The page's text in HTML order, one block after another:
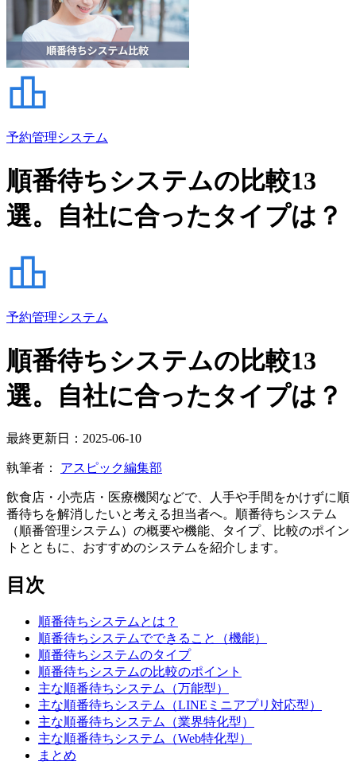
予約管理システム
順番待ちシステムの比較13
選。自社に合ったタイプは？
予約管理システム
順番待ちシステムの比較13
選。自社に合ったタイプは？
最終更新日：2025-06-10
執筆者： アスピック編集部
飲食店・小売店・医療機関などで、人手や手間をかけずに順
番待ちを解消したいと考える担当者へ。順番待ちシステム
（順番管理システム）の概要や機能、タイプ、比較のポイン
トとともに、おすすめのシステムを紹介します。
目次
順番待ちシステムとは？
順番待ちシステムでできること（機能）
順番待ちシステムのタイプ
順番待ちシステムの比較のポイント
主な順番待ちシステム（万能型）
主な順番待ちシステム（LINEミニアプリ対応型）
主な順番待ちシステム（業界特化型）
主な順番待ちシステム（Web特化型）
まとめ